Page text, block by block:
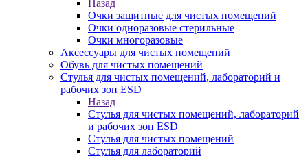
Назад
Очки защитные для чистых помещений
Очки одноразовые стерильные
Очки многоразовые
Аксессуары для чистых помещений
Обувь для чистых помещений
Стулья для чистых помещений, лабораторий и
рабочих зон ESD
Назад
Стулья для чистых помещений, лабораторий
и рабочих зон ESD
Стулья для чистых помещений
Стулья для лабораторий